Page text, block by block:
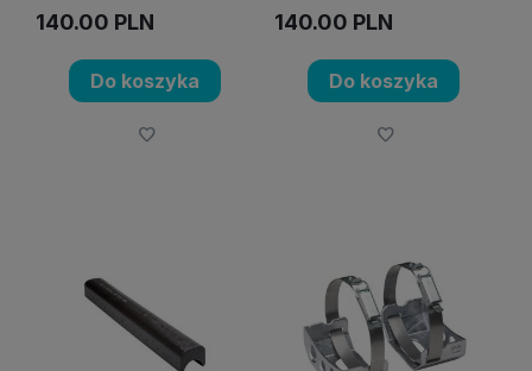
140.00 PLN
Do koszyka
140.00 PLN
Do koszyka